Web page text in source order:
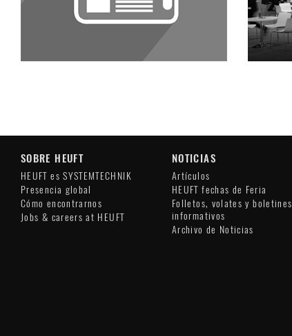
SOBRE HEUFT
HEUFT es SYSTEMTECHNIK
Presencia global
Cómo encontrarnos
Jobs & careers at HEUFT
NOTICIAS
Artículos
HEUFT fechas de Feria
Folletos, volates y boletines
informativos
Archivo de Noticias